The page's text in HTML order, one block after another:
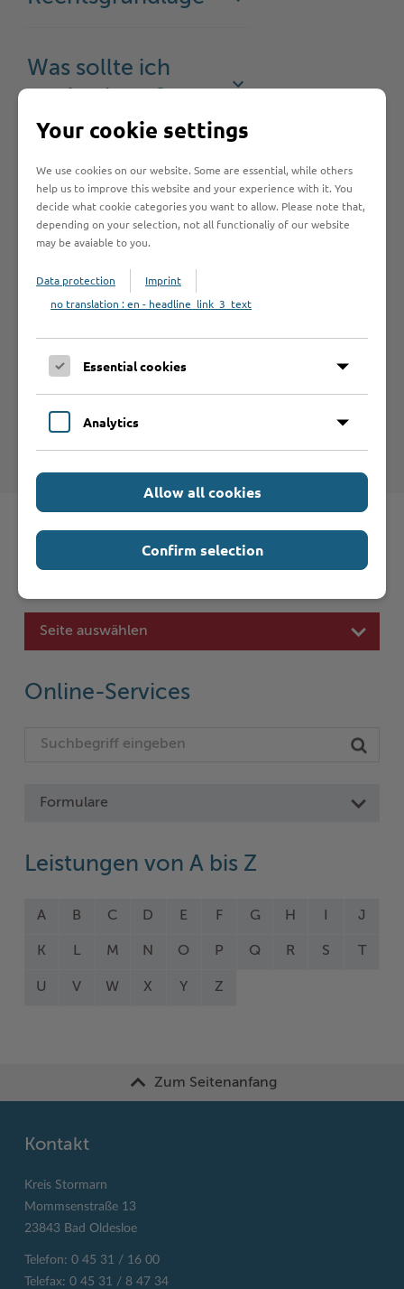
Was sollte ich
Hilfe & Kontakt:
Südholstein GmbH (AWSH)
Seite auswählen
Online-Services
Formulare
Leistungen von A bis Z
A B C D E F G H J
K L M N O P Q R S T
U V W X Y Z
Zum Seitenanfang
Kontakt
Kreis Stormarn
Mommsenstraße 13
23843 Bad Oldesloe
Telefon: 0 45 31 / 16 00
Telefax: 0 45 31 / 8 47 34
Your cookie settings
We use cookies on our website. Some are essential, while others
help us to improve this website and your experience with it. You
decide what cookie categories you want to allow. Please note that,
depending on your selection, not all functionaliy of our website
may be avaiable to you.
Data protection
Imprint
no translation : en - headline_link_3_text
Essential cookies
Analytics
Allow all cookies
Confirm selection